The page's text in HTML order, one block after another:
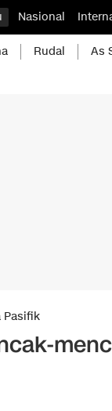
Nasional
Rudal As
Pasifik